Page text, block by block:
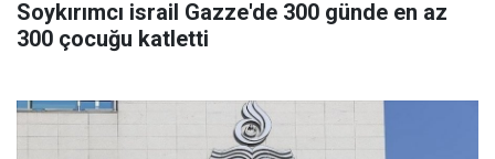
Soykırımcı israil Gazze'de 300 günde en az
300 çocuğu katletti